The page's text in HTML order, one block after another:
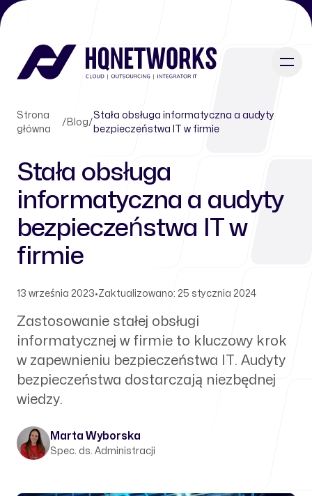
Strona
główna
/ Blog/
Stała obsługa informatyczna a audyty
bezpieczeństwa IT w firmie
Stała obsługa
informatyczna a audyty
bezpieczeństwa IT w
firmie
13 września 2023•Zaktualizowano: 25 stycznia 2024
Zastosowanie stałej obsługi
informatycznej w firmie to kluczowy krok
w zapewnieniu bezpieczeństwa IT. Audyty
bezpieczeństwa dostarczają niezbędnej
wiedzy.
Marta Wyborska
Spec. ds. Administracji